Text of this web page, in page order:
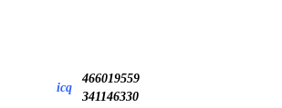
icq
466019559
341146330